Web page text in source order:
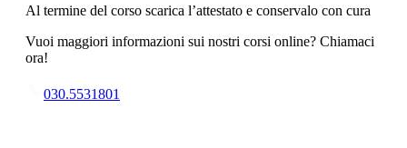
Al termine del corso scarica l’attestato e conservalo con cura
Vuoi maggiori informazioni sui nostri corsi online? Chiamaci
ora!
030.5531801